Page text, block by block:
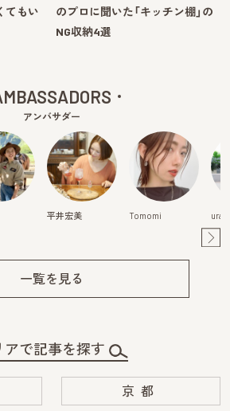
てもい
のプロに聞いた「キッチン棚」の
NG収納4選
アンバサダー
平井宏美 Tomomi
一覧を見る
アで記事を探す
京都